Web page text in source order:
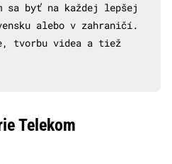
sa byť na každej lepšej
alebo v zahraničí.
tvorbu videa a tiež
Telekom